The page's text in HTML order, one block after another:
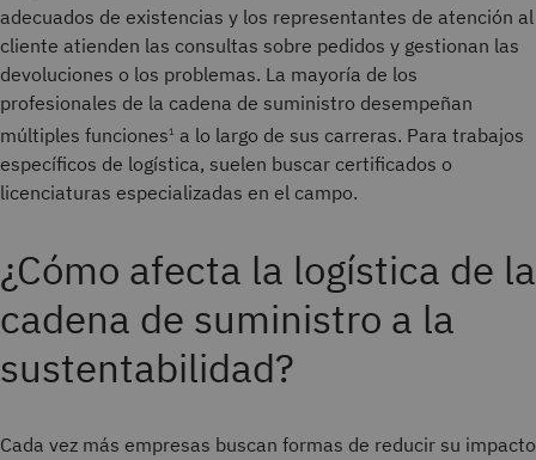
adecuados de existencias y los representantes de atención al
cliente atienden las consultas sobre pedidos y gestionan las
devoluciones o los problemas. La mayoría de los
profesionales de la cadena de suministro desempeñan
múltiples funciones1 a lo largo de sus carreras. Para trabajos
específicos de logística, suelen buscar certificados o
licenciaturas especializadas en el campo.
¿Cómo afecta la logística de la
cadena de suministro a la
sustentabilidad?
Cada vez más empresas buscan formas de reducir su impacto